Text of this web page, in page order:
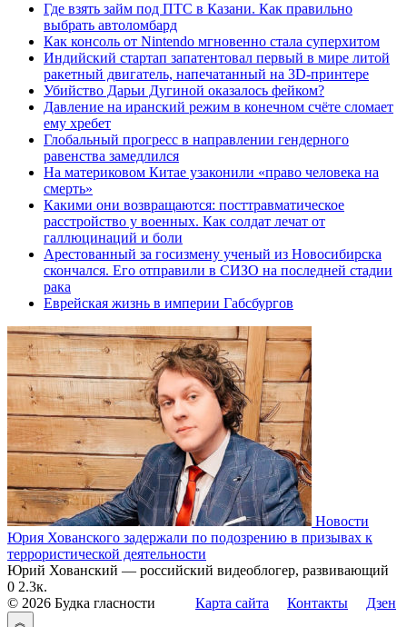
Где взять займ под ПТС в Казани. Как правильно
выбрать автоломбард
Как консоль от Nintendo мгновенно стала суперхитом
Индийский стартап запатентовал первый в мире литой
ракетный двигатель, напечатанный на 3D-принтере
Убийство Дарьи Дугиной оказалось фейком?
Давление на иранский режим в конечном счёте сломает
ему хребет
Глобальный прогресс в направлении гендерного
равенства замедлился
На материковом Китае узаконили «право человека на
смерть»
Какими они возвращаются: посттравматическое
расстройство у военных. Как солдат лечат от
галлюцинаций и боли
Арестованный за госизмену ученый из Новосибирска
скончался. Его отправили в СИЗО на последней стадии
рака
Еврейская жизнь в империи Габсбургов
Новости
Юрия Хованского задержали по подозрению в призывах к
террористической деятельности
Юрий Хованский — российский видеоблогер, развивающий
0 2.3к.
© 2026 Будка гласности Карта сайта Контакты Дзен